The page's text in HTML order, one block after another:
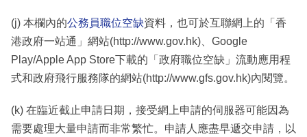
(j) 本欄內的公務員職位空缺資料，也可於互聯網上的「香
港政府一站通」網站(http://www.gov.hk)、Google
Play/Apple App Store下載的「政府職位空缺」流動應用程
式和政府飛行服務隊的網站(http://www.gfs.gov.hk)內閱覽。
(k) 在臨近截止申請日期，接受網上申請的伺服器可能因為
需要處理大量申請而非常繁忙。申請人應盡早遞交申請，以